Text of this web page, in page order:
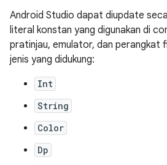
Android Studio dapat diupdate
literal konstan yang digunakan di
pratinjau, emulator, dan perangkat
jenis yang didukung:
Int
String
Color
Dp